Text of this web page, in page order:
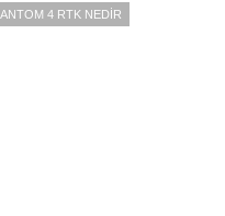
4 RTK NEDIR